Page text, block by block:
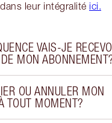
leur intégralité ici.
VAIS-JE
MON
OU ANNULER MON
TOUT MOMENT?